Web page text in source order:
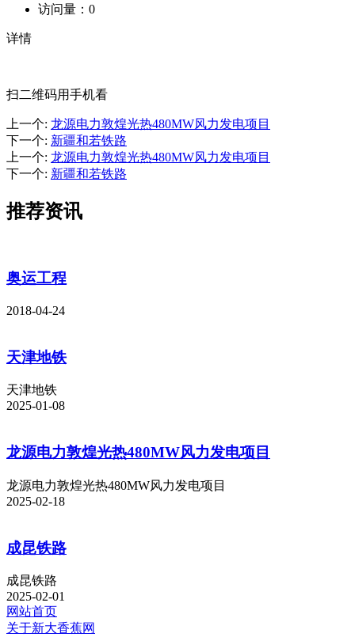
访问量： 0
详情
扫二维码用手机看
上一个: 龙源电力敦煌光热480MW风力发电项目
下一个: 新疆和若铁路
上一个: 龙源电力敦煌光热480MW风力发电项目
下一个: 新疆和若铁路
推荐资讯
奥运工程
2018-04-24
天津地铁
天津地铁
2025-01-08
龙源电力敦煌光热480MW风力发电项目
龙源电力敦煌光热480MW风力发电项目
2025-02-18
成昆铁路
成昆铁路
2025-02-01
网站首页
关于新大香蕉网